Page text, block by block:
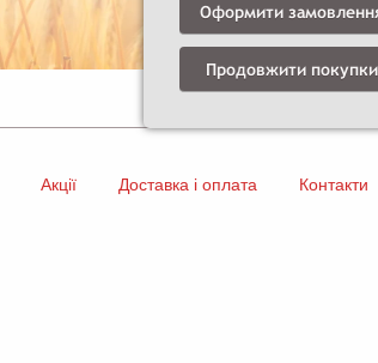
Акції Доставка і оплата Контакти
Оформити
Продовжити покупки